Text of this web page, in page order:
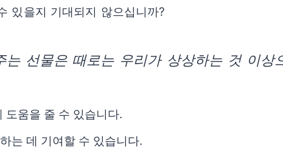
있을지 기대되지 않으십니까?
는 선물은 때로는 우리가 상상하는 것 이상
도움을 줄 수 있습니다.
는 데 기여할 수 있습니다.